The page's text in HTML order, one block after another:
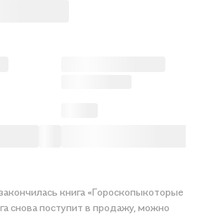
книга «Гороскопыкоторые
снова поступит в продажу, можно